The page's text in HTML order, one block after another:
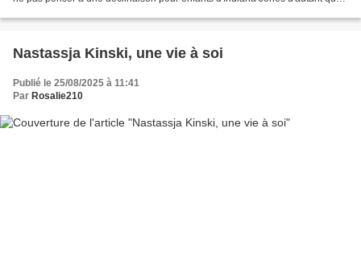
Nastassja Kinski, une vie à soi
Publié le 25/08/2025 à 11:41
Par Rosalie210